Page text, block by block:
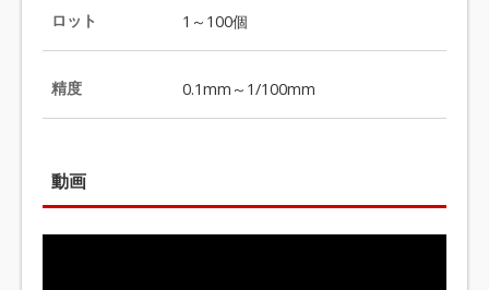
ロット 1～100個
精度 0.1mm～1/100mm
動画